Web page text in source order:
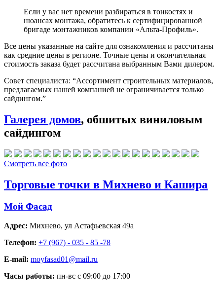
Если у вас нет времени разбираться в тонкостях и
нюансах монтажа, обратитесь к сертифицированной
бригаде монтажников компании «Альта-Профиль».
Все цены указанные на сайте для ознакомления и рассчитаны
как средние цены в регионе. Точные цены и окончательная
стоимость заказа будет рассчитана выбранным Вами дилером.
Совет специалиста: “Ассортимент строительных материалов,
предлагаемых нашей компанией не ограничивается только
сайдингом.”
Галерея домов, обшитых виниловым
сайдингом
Смотреть все фото
Торговые точки в Михнево и Кашира
Мой Фасад
Адрес: Михнево, ул Астафьевская 49а
Телефон: +7 (967) - 035 - 85 -78
E-mail: moyfasad01@mail.ru
Часы работы: пн-вс с 09:00 до 17:00